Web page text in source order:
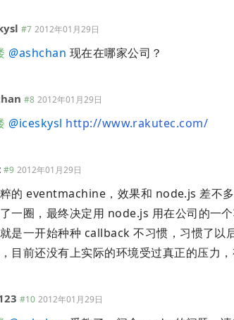
#7 2012年01月29日
@ashchan 现在在哪家公司？
#8 2012年01月29日
@iceskysl http://www.rakutec.com/
#9 2012年01月29日
的 eventmachine，效果和 node.js 差不
一圈，最终决定用 node.js 用在公司的一
是一开始种种 callback 不习惯，习惯了以
目前还没有上实际的环境受过真正的压力
#10 2012年01月29日